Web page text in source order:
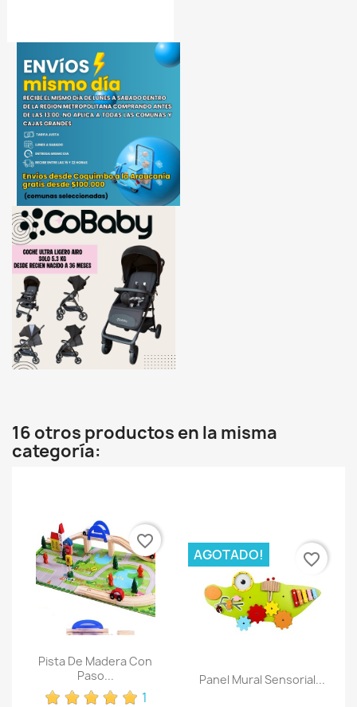
16 otros productos en la misma
categoría:
Pista De Madera Con
Paso...
1
favorite_border
Panel Mural Sensorial...
AGOTADO! favorite_border